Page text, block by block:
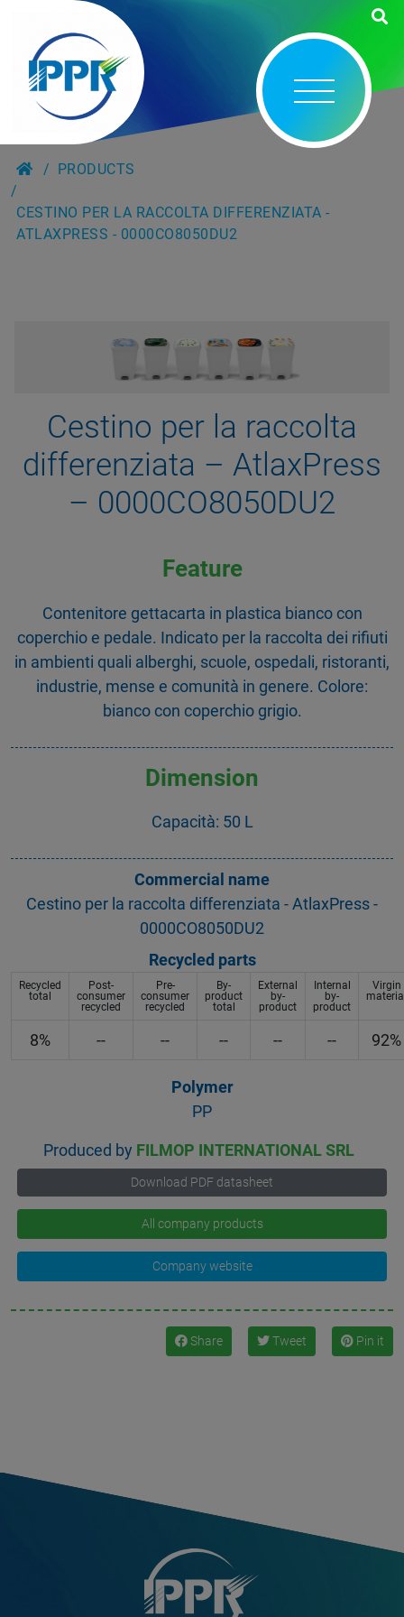
PRODUCTS
CESTINO PER LA RACCOLTA DIFFERENZIATA -
ATLAXPRESS - 0000CO8050DU2
Cestino per la raccolta
differenziata – AtlaxPress
– 0000CO8050DU2
Feature
Contenitore gettacarta in plastica bianco con
coperchio e pedale. Indicato per la raccolta dei rifiuti
in ambienti quali alberghi, scuole, ospedali, ristoranti,
industrie, mense e comunità in genere. Colore:
bianco con coperchio grigio.
Dimension
Capacità: 50 L
Commercial name
Cestino per la raccolta differenziata - AtlaxPress -
0000CO8050DU2
Recycled parts
Recycled
total
Post-
consumer
recycled
Pre-
consumer
recycled
By-
product
total
External
by-
product
Internal
by-
product
Virgin
8% -- -- -- -- -- 92%
Polymer
PP
Produced by FILMOP INTERNATIONAL SRL
Download PDF datasheet
All company products
Company website
Share Tweet Pin it